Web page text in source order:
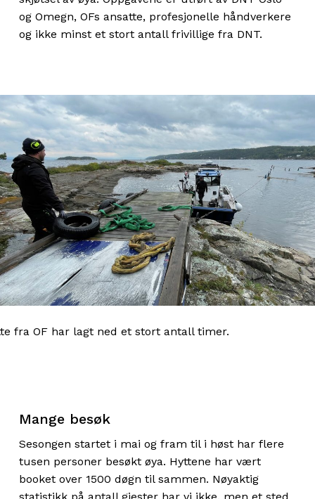
og Omegn, OFs ansatte, profesjonelle håndverkere
og ikke minst et stort antall frivillige fra DNT.
fra OF har lagt ned et stort antall timer.
Mange besøk
Sesongen startet i mai og fram til i høst har flere
tusen personer besøkt øya. Hyttene har vært
booket over 1500 døgn til sammen. Nøyaktig